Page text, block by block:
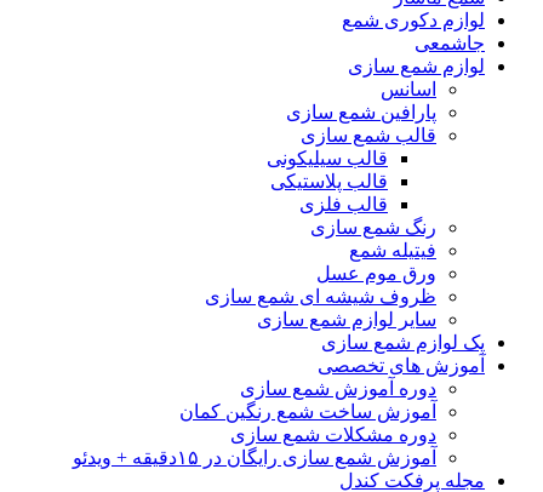
لوازم دکوری شمع
جاشمعی
لوازم شمع سازی
اسانس
پارافین شمع سازی
قالب شمع سازی
قالب سیلیکونی
قالب پلاستیکی
قالب فلزی
رنگ شمع سازی
فیتیله شمع
ورق موم عسل
ظروف شیشه ای شمع سازی
سایر لوازم شمع سازی
پک لوازم شمع سازی
آموزش های تخصصی
دوره آموزش شمع سازی
آموزش ساخت شمع رنگین کمان
دوره مشکلات شمع سازی
آموزش شمع سازی رایگان در ۱۵دقیقه + ویدئو
مجله پرفکت کندل